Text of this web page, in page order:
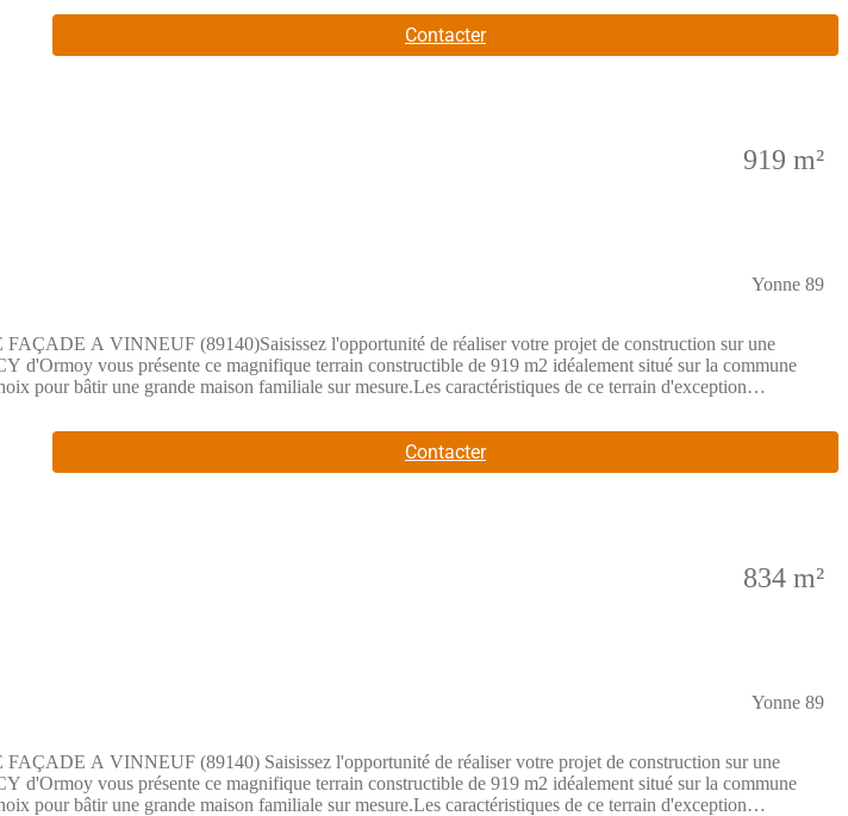
du leader de la construction pour concevoir une maison basse consommation, performante et
économies et qualité de vie.PRIX : 39 990 €Contactez-nous pour une étude gratuite :Maisons BALENCY
Partenaire.
Contacter
919 m²
Yonne 89
A VINNEUF (89140)Saisissez l'opportunité de réaliser votre projet de construction sur une
d'Ormoy vous présente ce magnifique terrain constructible de 919 m2 idéalement situé sur la commune
pour bâtir une grande maison familiale sur mesure.Les caractéristiques de ce terrain d'exception
une grande liberté architecturale. C'est la configuration parfaite pour implanter une construction
calme et pavillonnaire, vous garantissant une excellente qualité de vie au quotidien.Un cadre de vie
de la campagne tout en restant proche des infrastructures majeures :Scolarité et Vie locale : Écoles
de Pont-sur-Yonne (grandes zones commerciales, collèges, lycées et services de santé).Transports et
à proximité permettent de rallier Paris Gare de Lyon en toute simplicité pour les déplacemen
Contacter
834 m²
Yonne 89
A VINNEUF (89140) Saisissez l'opportunité de réaliser votre projet de construction sur une
d'Ormoy vous présente ce magnifique terrain constructible de 919 m2 idéalement situé sur la commune
pour bâtir une grande maison familiale sur mesure.Les caractéristiques de ce terrain d'exception